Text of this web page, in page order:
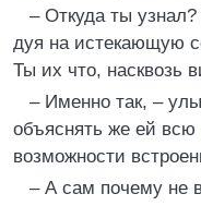
– Откуда ты
дуя на истекающую
Ты их что, насквозь
– Именно так, –
объяснять же ей
возможности
– А сам почему не